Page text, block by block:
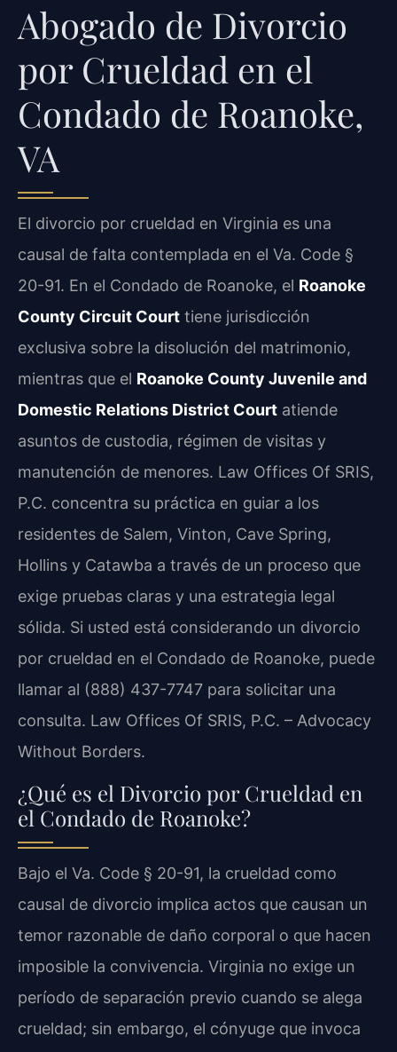
Abogado de Divorcio
por Crueldad en el
Condado de Roanoke,
VA
El divorcio por crueldad en Virginia es una
causal de falta contemplada en el Va. Code §
20-91. En el Condado de Roanoke, el Roanoke
County Circuit Court tiene jurisdicción
exclusiva sobre la disolución del matrimonio,
mientras que el Roanoke County Juvenile and
Domestic Relations District Court atiende
asuntos de custodia, régimen de visitas y
manutención de menores. Law Offices Of SRIS,
P.C. concentra su práctica en guiar a los
residentes de Salem, Vinton, Cave Spring,
Hollins y Catawba a través de un proceso que
exige pruebas claras y una estrategia legal
sólida. Si usted está considerando un divorcio
por crueldad en el Condado de Roanoke, puede
llamar al (888) 437-7747 para solicitar una
consulta. Law Offices Of SRIS, P.C. – Advocacy
Without Borders.
¿Qué es el Divorcio por Crueldad en
el Condado de Roanoke?
Bajo el Va. Code § 20-91, la crueldad como
causal de divorcio implica actos que causan un
temor razonable de daño corporal o que hacen
imposible la convivencia. Virginia no exige un
período de separación previo cuando se alega
crueldad; sin embargo, el cónyuge que invoca